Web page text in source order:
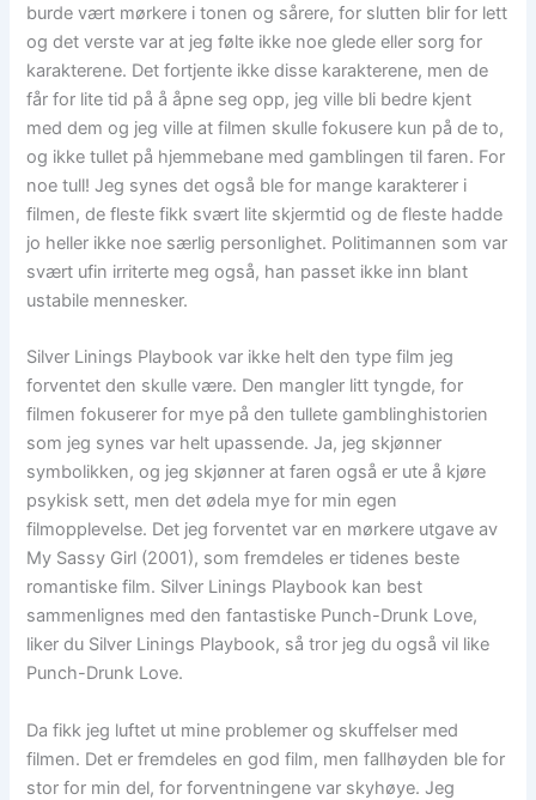
burde vært mørkere i tonen og sårere, for slutten blir for lett
og det verste var at jeg følte ikke noe glede eller sorg for
karakterene. Det fortjente ikke disse karakterene, men de
får for lite tid på å åpne seg opp, jeg ville bli bedre kjent
med dem og jeg ville at filmen skulle fokusere kun på de to,
og ikke tullet på hjemmebane med gamblingen til faren. For
noe tull! Jeg synes det også ble for mange karakterer i
filmen, de fleste fikk svært lite skjermtid og de fleste hadde
jo heller ikke noe særlig personlighet. Politimannen som var
svært ufin irriterte meg også, han passet ikke inn blant
ustabile mennesker.
Silver Linings Playbook var ikke helt den type film jeg
forventet den skulle være. Den mangler litt tyngde, for
filmen fokuserer for mye på den tullete gamblinghistorien
som jeg synes var helt upassende. Ja, jeg skjønner
symbolikken, og jeg skjønner at faren også er ute å kjøre
psykisk sett, men det ødela mye for min egen
filmopplevelse. Det jeg forventet var en mørkere utgave av
My Sassy Girl (2001), som fremdeles er tidenes beste
romantiske film. Silver Linings Playbook kan best
sammenlignes med den fantastiske Punch-Drunk Love,
liker du Silver Linings Playbook, så tror jeg du også vil like
Punch-Drunk Love.
Da fikk jeg luftet ut mine problemer og skuffelser med
filmen. Det er fremdeles en god film, men fallhøyden ble for
stor for min del, for forventningene var skyhøye. Jeg